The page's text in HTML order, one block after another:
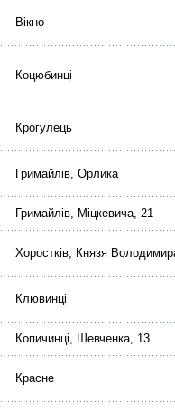
Вікно
Коцюбинці
Крогулець
Гримайлів, Орлика
Гримайлів, Міцкевича, 21
Хоростків, Князя
Клювинці
Копичинці, Шевченка, 13
Красне